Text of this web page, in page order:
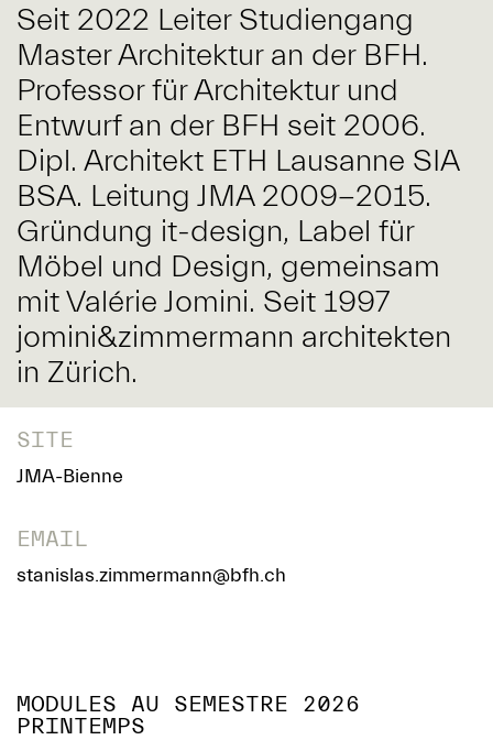
Seit 2022 Leiter Studiengang
Master Architektur an der BFH.
Professor für Architektur und
Entwurf an der BFH seit 2006.
Dipl. Architekt ETH Lausanne SIA
BSA. Leitung JMA 2009-2015.
Gründung it-design, Label für
Möbel und Design, gemeinsam
mit Valérie Jomini. Seit 1997
jomini&zimmermann architekten
in Zürich.
SITE
JMA-Bienne
EMAIL
stanislas.zimmermann@bfh.ch
MODULES AU SEMESTRE 2026
PRINTEMPS